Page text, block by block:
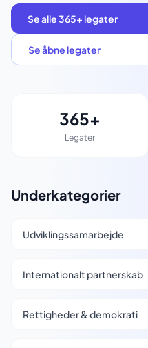
Se alle 365+ legater
Se åbne legater
365+
Legater
Underkategorier
Udviklingssamarbejde
Internationalt partnerskab
Rettigheder & demokrati